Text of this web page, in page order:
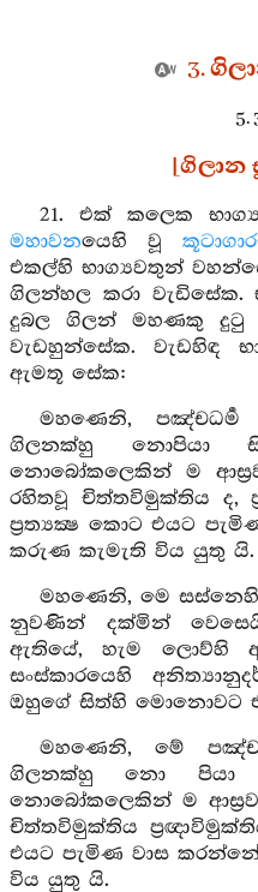
3.
5.
[ගිලාන
21. එක් කලෙක
මහාවනයෙහි වූ
එකල්හි භාග්‍යවතුන්
ගිලන්හල කරා වැඩිසේක.
දුබල ගිලන් මහණකු දුටු
වැඩහුන්සේක. වැඩහිඳ
ඇමතූ සේක:
මහණෙනි,
ගිලනක්හු නොපියා
නොබෝකලෙකින් ම
රහිතවූ චිත්තවිමුක්තිය ද,
ප්‍රත්‍යක්‍ෂ කොට එයට
කරුණ කැමැති විය යුතු
මහණෙනි, මෙ
නුවණින් දක්මින් වෙසෙයි.
ඇතියේ, හැම ලොව්හි
සංස්කාරයෙහි
ඔහුගේ සිත්හි මොනොවට
මහණෙනි, මේ
ගිලනක්හු නො
නොබෝකලෙකින් ම ආස්‍රව
චිත්තවිමුක්තිය
එයට පැමිණ වාස
විය යුතු යි.